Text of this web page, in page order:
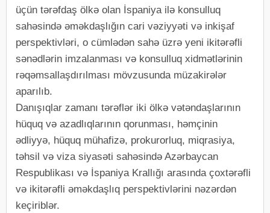
üçün tərəfdaş ölkə olan İspaniya ilə konsulluq
sahəsində əməkdaşlığın cari vəziyyəti və inkişaf
perspektivləri, o cümlədən sahə üzrə yeni ikitərəfli
sənədlərin imzalanması və konsulluq xidmətlərinin
rəqəmsallaşdırılması mövzusunda müzakirələr
aparılıb.
Danışıqlar zamanı tərəflər iki ölkə vətəndaşlarının
hüquq və azadlıqlarının qorunması, həmçinin
ədliyyə, hüquq mühafizə, prokurorluq, miqrasiya,
təhsil və viza siyasəti sahəsində Azərbaycan
Respublikası və İspaniya Krallığı arasında çoxtərəfli
və ikitərəfli əməkdaşlıq perspektivlərini nəzərdən
keçiriblər.